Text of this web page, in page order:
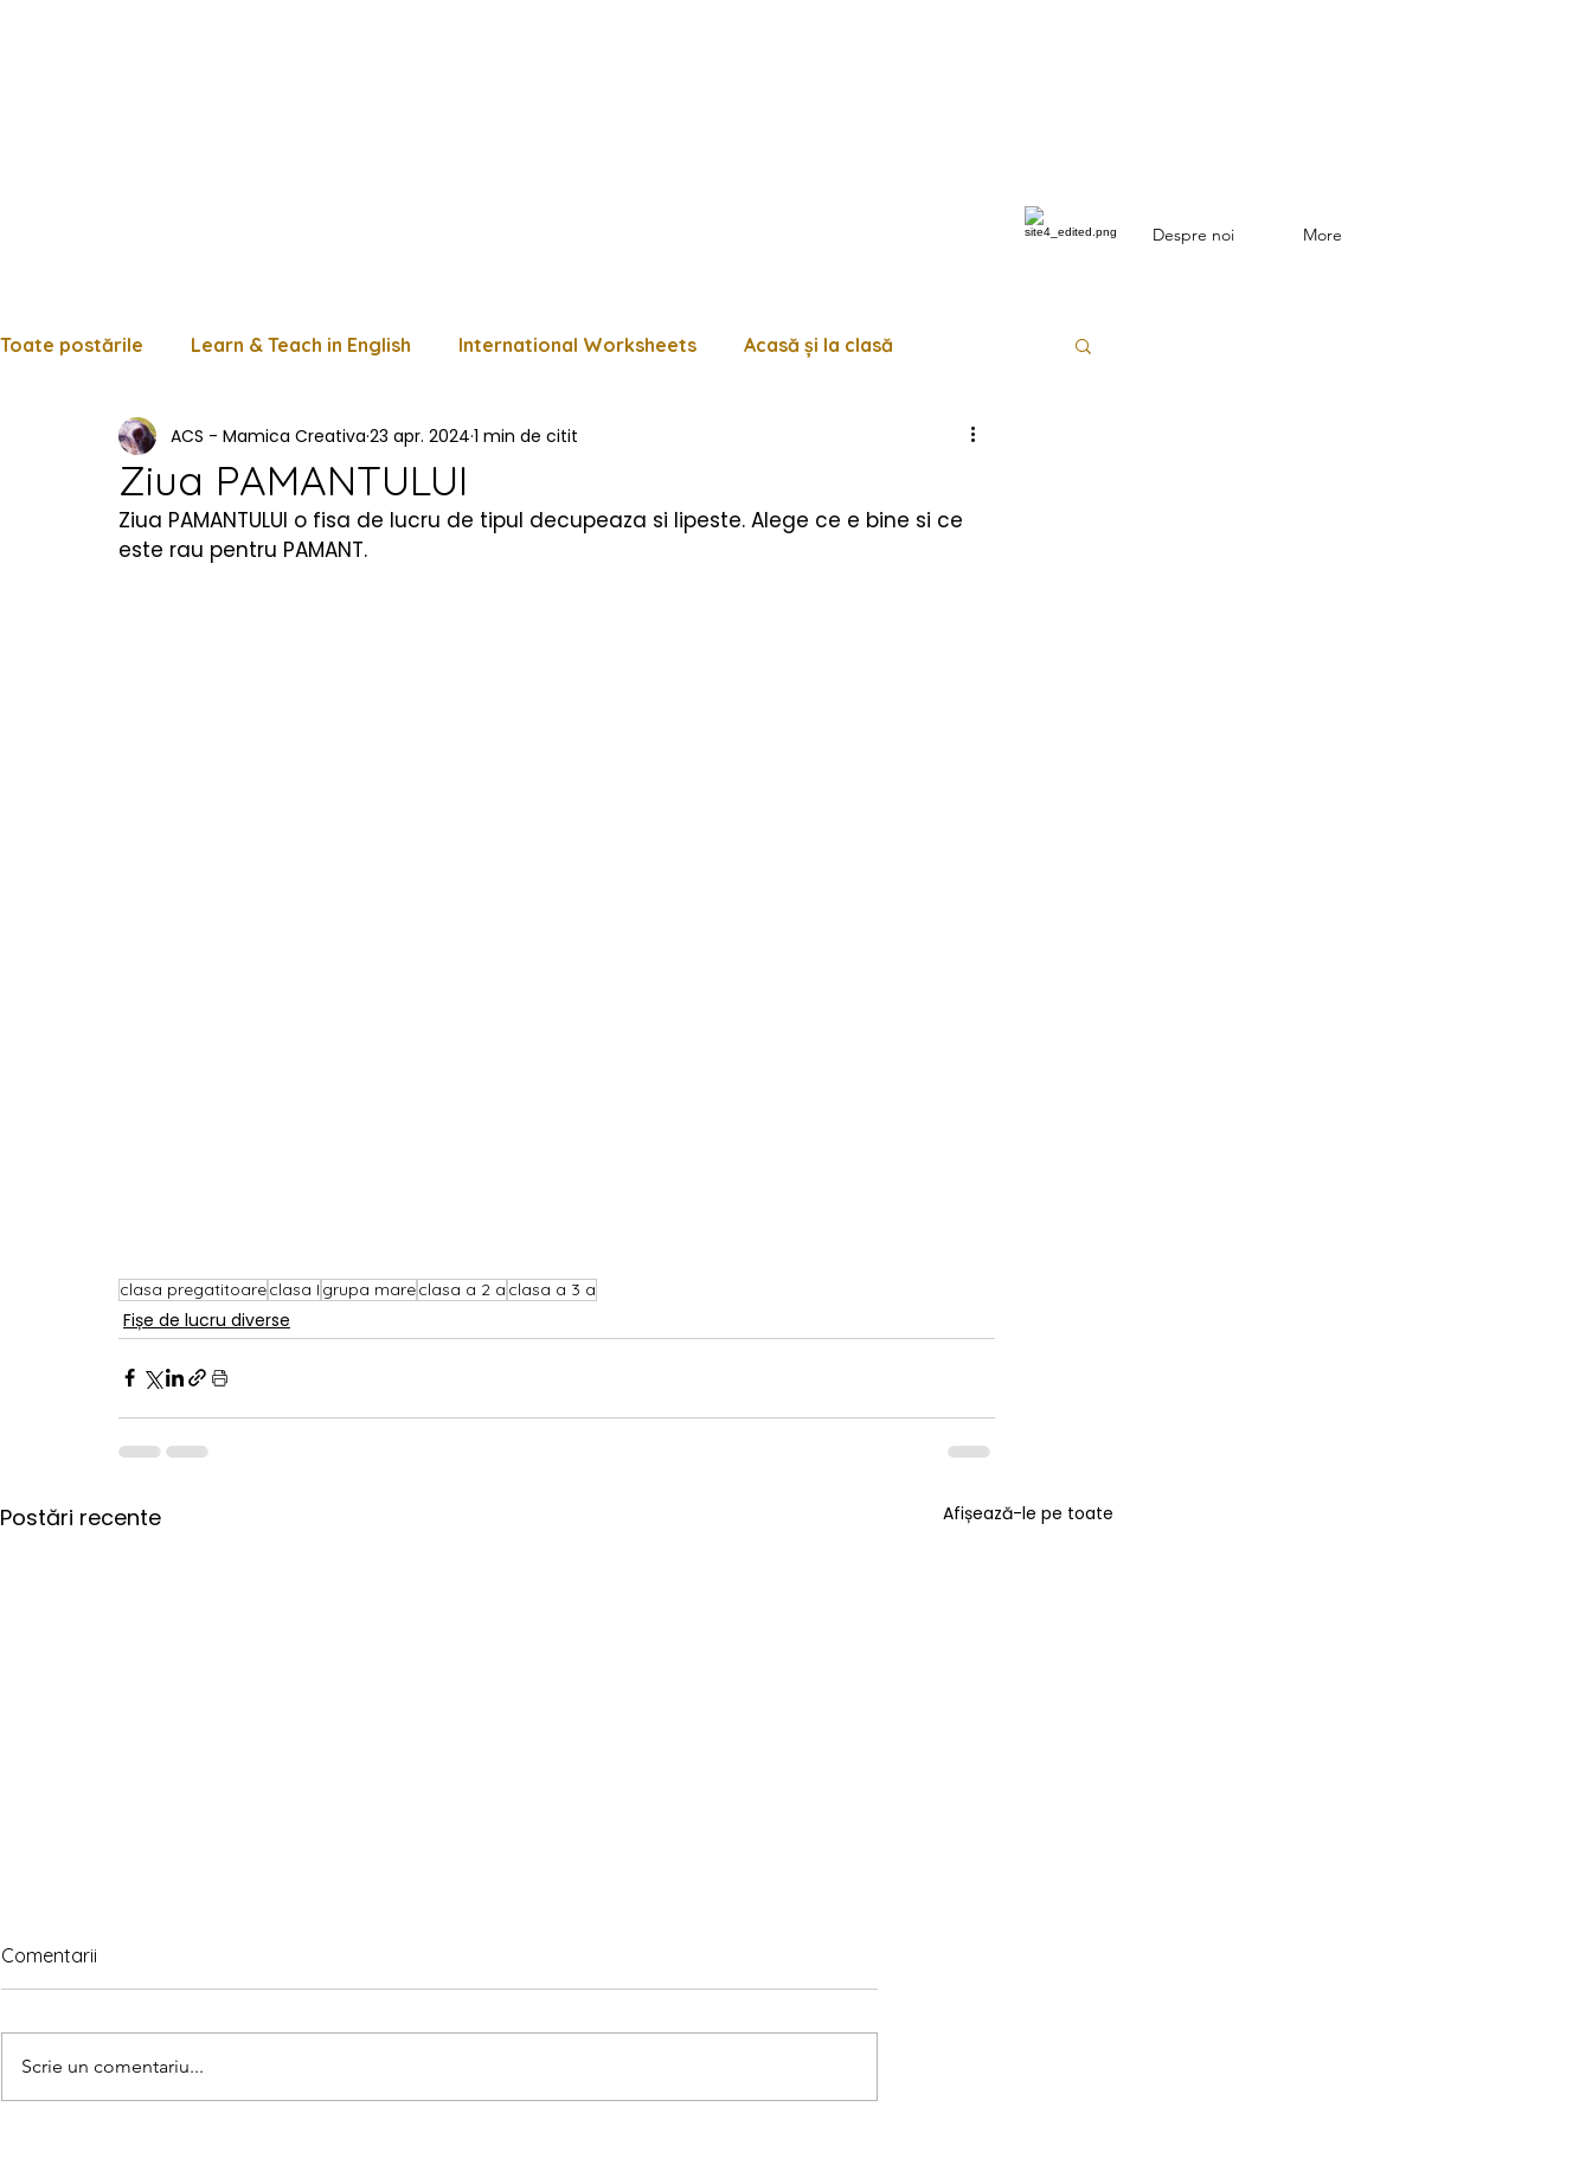
Despre noi More
Toate postările Learn & Teach in English International Worksheets Acasă și la clasă
Limba română Matematică Istorie Fișe de lucru diverse Trasează
Cărți copii Poezii & povești Termeni utilizare Fizica Muzică Clasică
Ziua PAMANTULUI
ACS - Mamica Creativa 23 apr. 2024 1 min de citit
Ziua PAMANTULUI o fisa de lucru de tipul decupeaza si lipeste. Alege ce e bine si ce
este rau pentru PAMANT.
clasa pregatitoareclasa I grupa mareclasa a 2 a clasa a 3 a
Fișe de lucru diverse
Postări recente Afișează-le pe toate
Furtuna
Comentarii
Scrie un comentariu...